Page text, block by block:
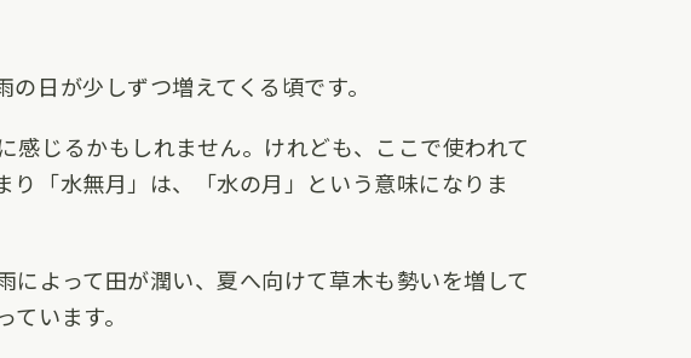
日が少しずつ増えてくる頃です。
感じるかもしれません。けれども、ここで使われて
「水無月」は、「水の月」という意味になりま
よって田が潤い、夏へ向けて草木も勢いを増して
います。